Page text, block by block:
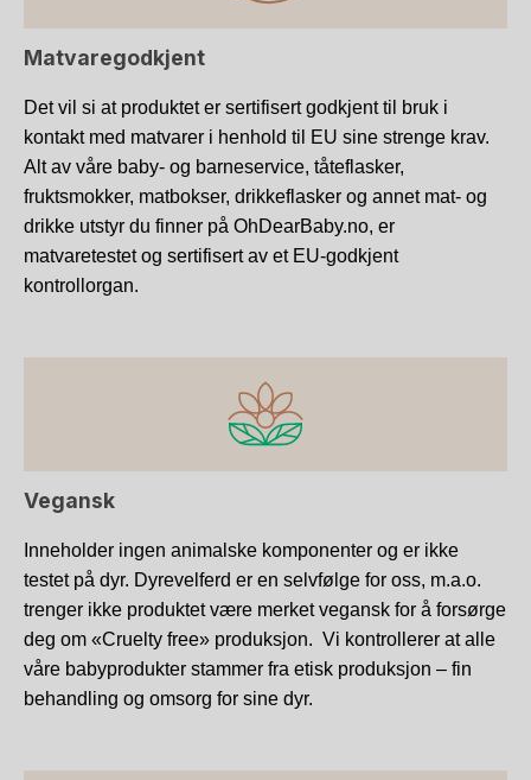
Matvaregodkjent
Det vil si at produktet er sertifisert godkjent til bruk i
kontakt med matvarer i henhold til EU sine strenge krav.
Alt av våre baby- og barneservice, tåteflasker,
fruktsmokker, matbokser, drikkeflasker og annet mat- og
drikke utstyr du finner på OhDearBaby.no, er
matvaretestet og sertifisert av et EU-godkjent
kontrollorgan.
Vegansk
Inneholder ingen animalske komponenter og er ikke
testet på dyr. Dyrevelferd er en selvfølge for oss, m.a.o.
trenger ikke produktet være merket vegansk for å forsørge
deg om «Cruelty free» produksjon. Vi kontrollerer at alle
våre babyprodukter stammer fra etisk produksjon – fin
behandling og omsorg for sine dyr.